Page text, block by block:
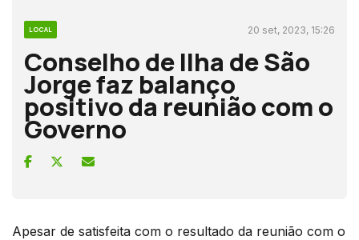
LOCAL 20 set, 2023, 15:26
Conselho de Ilha de São
Jorge faz balanço
positivo da reunião com o
Governo
Apesar de satisfeita com o resultado da reunião com o